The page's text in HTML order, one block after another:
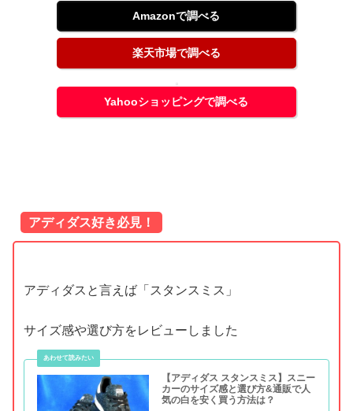
Amazonで調べる
楽天市場で調べる
Yahooショッピングで調べる
アディダス好き必見！
アディダスと言えば「スタンスミス」
サイズ感や選び方をレビューしました
【アディダス スタンスミス】スニー
カーのサイズ感と選び方&通販で人
気の白を安く買う方法は？